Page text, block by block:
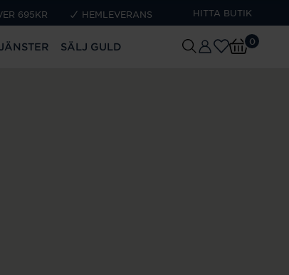
695KR HEMLEVERANS HITTA BUTIK
SÄLJ GULD 0